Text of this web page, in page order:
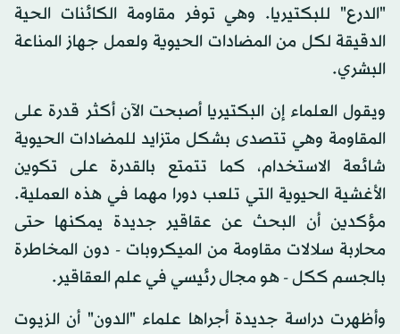
"الدرع" للبكتيريا. وهي توفر مقاومة الكائنات الحية
الدقيقة لكل من المضادات الحيوية ولعمل جهاز المناعة
البشري.
ويقول العلماء إن البكتيريا أصبحت الآن أكثر قدرة على
المقاومة وهي تتصدى بشكل متزايد للمضادات الحيوية
شائعة الاستخدام، كما تتمتع بالقدرة على تكوين
الأغشية الحيوية التي تلعب دورا مهما في هذه العملية.
مؤكدين أن البحث عن عقاقير جديدة يمكنها حتى
محاربة سلالات مقاومة من الميكروبات - دون المخاطرة
بالجسم ككل - هو مجال رئيسي في علم العقاقير.
وأظهرت دراسة جديدة أجراها علماء "الدون" أن الزيوت